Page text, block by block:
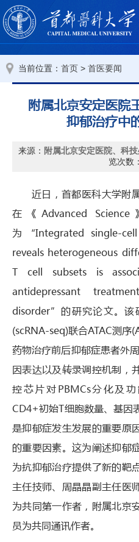
当前位置： 首页 > 首医要闻
附属北京安定医院
抑郁治疗中
来源： 附属北京安定医院、科
览次数：
近日，首都医科大学附
在《Advanced
为“Integrated single-
reveals heterogeneous
T cell subsets is
antidepressant
disorder”的研究论文。该
(scRNA-seq)联合ATAC测序
药物治疗前后抑郁症患者外
因表达以及转录调控机制，
控芯片对PBMCs分化及
CD4+初始T细胞数量、基因
是抑郁症发生发展的重要原
的重要因素。这为阐述抑郁
为抗抑郁治疗提供了新的靶
主任技师、周晶晶副主任医
为共同第一作者，附属北京
员为共同通讯作者。